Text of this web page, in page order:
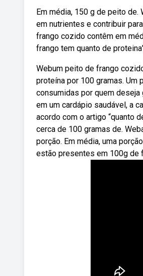
Em média, 150 g de peito de.
em nutrientes e contribuir
frango cozido contêm em
frango tem quanto de
Webum peito de frango
proteína por 100 gramas. Um
consumidas por quem
em um cardápio saudável, a
acordo com o artigo “quanto
cerca de 100 gramas de.
porção. Em média, uma
estão presentes em 100g de